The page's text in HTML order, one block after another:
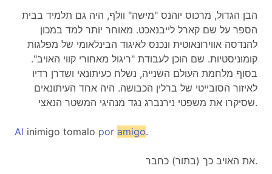
הבן הגדול, מרכוס יוהנס "מישה" וולף, היה גם תלמיד בבית
הספר על שם קארל לייבנאכט. מאוחר יותר למד במכון
להנדסה אווירונאוטית ונכנס לאיגוד הבינלאומי של מפלגות
קומוניסטיות. שם הוכן לעבודת "ריגול מאחורי קווי האויב".
בסוף מלחמת העולם השנייה, נשלח כעיתונאי ושדרן רדיו
לאיזור הסובייטי של ברלין הכבושה. היה אחד העיתונאים
שסיקרו את משפטי נירנברג נגד מנהיגי המשטר הנאצי.
Al inimigo tomalo por amigo.
את האויב כך (בתור) כחבר.